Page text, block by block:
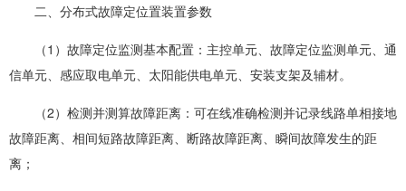
二、分布式故障定位置装置参数
（1）故障定位监测基本配置：主控单元、故障定位监测单元、通
信单元、感应取电单元、太阳能供电单元、安装支架及辅材。
（2）检测并测算故障距离：可在线准确检测并记录线路单相接地
故障距离、相间短路故障距离、断路故障距离、瞬间故障发生的距
离；